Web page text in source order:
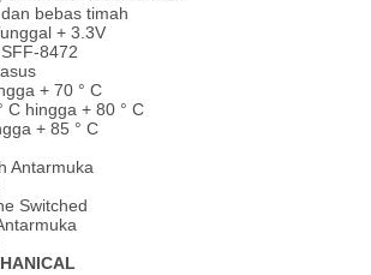
bebas timah
+ 3.3V
8472
+ 70 ° C
C hingga + 80 ° C
+ 85 ° C
Antarmuka
Switched